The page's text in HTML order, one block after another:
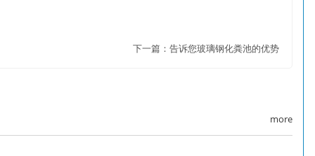
下一篇： 告诉您玻璃钢化粪池的优势
more